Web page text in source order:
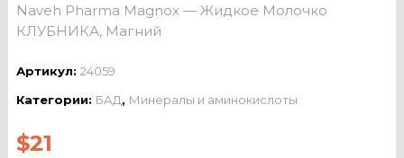
Naveh Pharma Magnox — Жидкое Молочко
КЛУБНИКА, Магний
Артикул: 24059
Категории: БАД, Минералы и аминокислоты
$21